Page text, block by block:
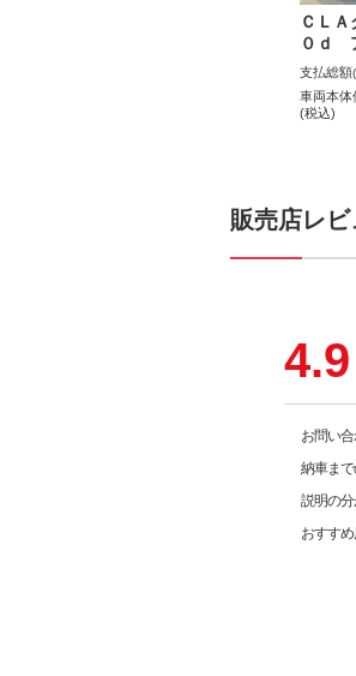
ＣＬＡ
０ｄ
支払総額
車両本体
(税込)
販売店レビ
4.9
お問い合
納車ま
説明の分
おすすめ